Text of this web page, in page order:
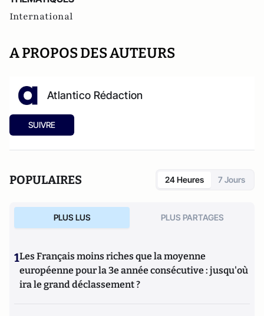
International
A PROPOS DES AUTEURS
Atlantico Rédaction
SUIVRE
POPULAIRES 24 Heures 7 Jours
PLUS LUS PLUS PARTAGES
1Les Français moins riches que la moyenne
européenne pour la 3e année consécutive : jusqu'où
ira le grand déclassement ?